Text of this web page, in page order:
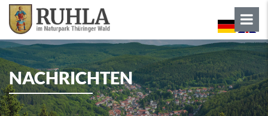
NACHRICHTEN